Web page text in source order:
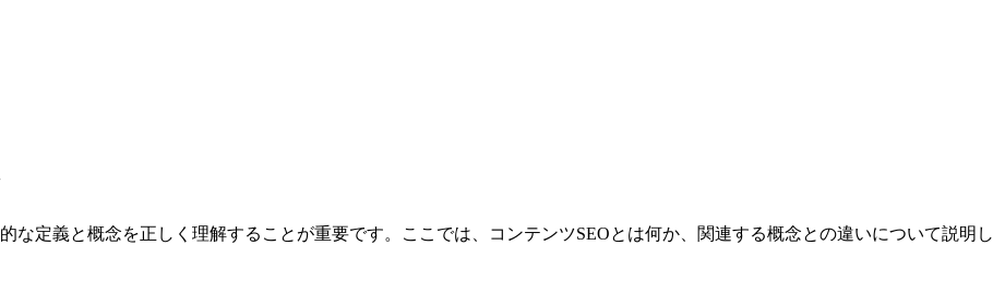
な定義と概念を正しく理解することが重要です。ここでは、コンテンツSEOとは何か、関連する概念との違いについて説明し